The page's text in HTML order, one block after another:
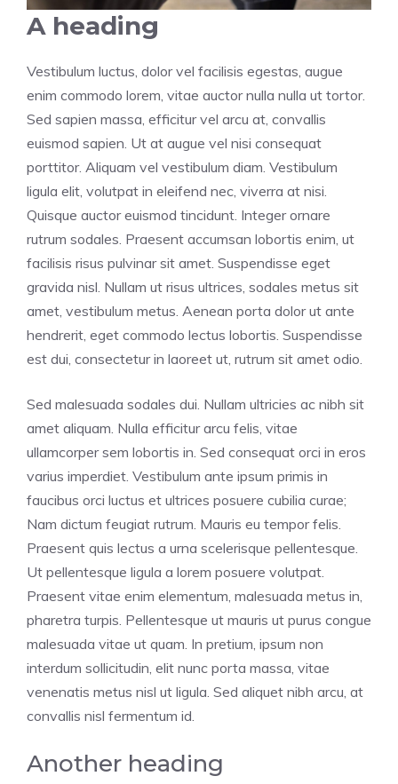
A heading
Vestibulum luctus, dolor vel facilisis egestas, augue
enim commodo lorem, vitae auctor nulla nulla ut tortor.
Sed sapien massa, efficitur vel arcu at, convallis
euismod sapien. Ut at augue vel nisi consequat
porttitor. Aliquam vel vestibulum diam. Vestibulum
ligula elit, volutpat in eleifend nec, viverra at nisi.
Quisque auctor euismod tincidunt. Integer ornare
rutrum sodales. Praesent accumsan lobortis enim, ut
facilisis risus pulvinar sit amet. Suspendisse eget
gravida nisl. Nullam ut risus ultrices, sodales metus sit
amet, vestibulum metus. Aenean porta dolor ut ante
hendrerit, eget commodo lectus lobortis. Suspendisse
est dui, consectetur in laoreet ut, rutrum sit amet odio.
Sed malesuada sodales dui. Nullam ultricies ac nibh sit
amet aliquam. Nulla efficitur arcu felis, vitae
ullamcorper sem lobortis in. Sed consequat orci in eros
varius imperdiet. Vestibulum ante ipsum primis in
faucibus orci luctus et ultrices posuere cubilia curae;
Nam dictum feugiat rutrum. Mauris eu tempor felis.
Praesent quis lectus a urna scelerisque pellentesque.
Ut pellentesque ligula a lorem posuere volutpat.
Praesent vitae enim elementum, malesuada metus in,
pharetra turpis. Pellentesque ut mauris ut purus congue
malesuada vitae ut quam. In pretium, ipsum non
interdum sollicitudin, elit nunc porta massa, vitae
venenatis metus nisl ut ligula. Sed aliquet nibh arcu, at
convallis nisl fermentum id.
Another heading